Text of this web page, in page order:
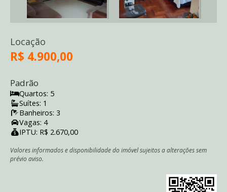
Locação
R$ 4.900,00
Padrão
Quartos: 5
Suítes: 1
Banheiros: 3
Vagas: 4
IPTU: R$ 2.670,00
Valores informados e disponibilidade do imóvel sujeitos a alterações sem
prévio aviso.